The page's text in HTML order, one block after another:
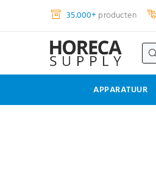
35.000+ producten
APPARATUUR